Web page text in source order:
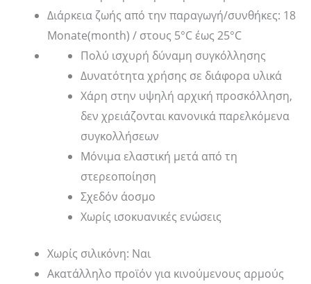
Διάρκεια ζωής από την παραγωγή/συνθήκες: 18
Monate(month) / στους 5°C έως 25°C
Πολύ ισχυρή δύναμη συγκόλλησης
Δυνατότητα χρήσης σε διάφορα υλικά
Χάρη στην υψηλή αρχική προσκόλληση,
δεν χρειάζονται κανονικά παρελκόμενα
συγκολλήσεων
Μόνιμα ελαστική μετά από τη
στερεοποίηση
Σχεδόν άοσμο
Χωρίς ισοκυανικές ενώσεις
Χωρίς σιλικόνη: Ναι
Ακατάλληλο προϊόν για κινούμενους αρμούς